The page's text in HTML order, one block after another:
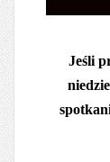
Jeśli